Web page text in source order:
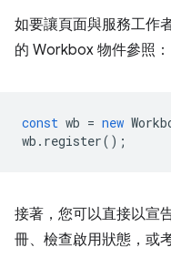
如要讓頁面與服務工作
的 Workbox 物件參照：
const wb = new
wb . register();
接著，您可以直接以宣
冊、檢查啟用狀態，或